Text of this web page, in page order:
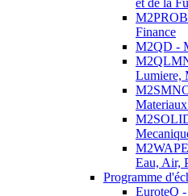
et de la
Finance
M2QD -
Lumiere,
Eau, Air,
Programme
EuroteQ